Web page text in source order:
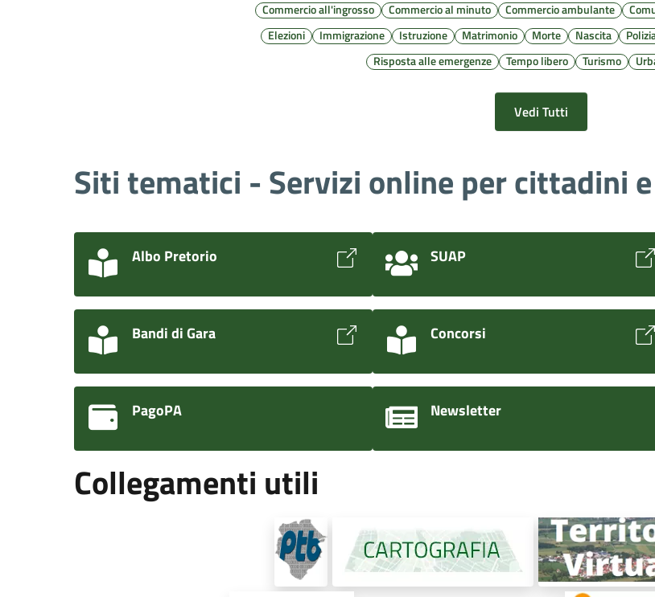
Commercio all'ingrosso
Commercio al minuto Commercio ambulante
Elezioni
Immigrazione Istruzione Matrimonio Morte Nascita
Risposta alle emergenze
Tempo libero Turismo
Vedi Tutti
Siti tematici - Servizi online per cittadini
Albo Pretorio SUAP
Bandi di Gara Concorsi
PagoPA Newsletter
Collegamenti utili